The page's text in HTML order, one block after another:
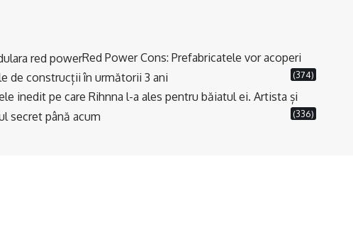
Red Power Cons: Prefabricatele vor acoperi
de construcții în următorii 3 ani
(374)
inedit pe care Rihnna l-a ales pentru băiatul ei. Artista și
secret până acum
(336)